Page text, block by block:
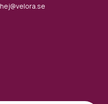
hej@velora.se